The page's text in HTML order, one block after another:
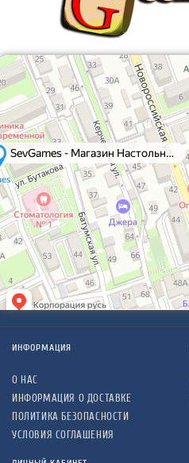
ИНФОРМАЦИЯ
О НАС
ИНФОРМАЦИЯ О ДОСТАВКЕ
ПОЛИТИКА БЕЗОПАСНОСТИ
УСЛОВИЯ СОГЛАШЕНИЯ